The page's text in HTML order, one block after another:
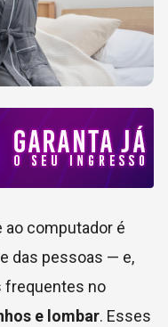
computador é
das pessoas — e,
frequentes no
e lombar. Esses